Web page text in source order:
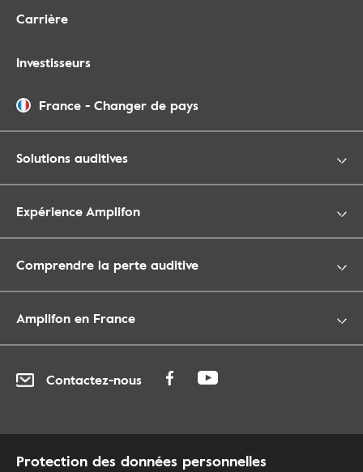
Carrière
Investisseurs
France - Changer de pays
Solutions auditives
Expérience Amplifon
Comprendre la perte auditive
Amplifon en France
Contactez-nous
Protection des données personnelles